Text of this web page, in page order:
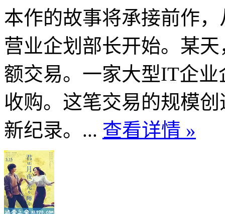
本作的故事将承接前作
营业企划部长开始。某
额交易。一家大型IT企
收购。这笔交易的规模
新纪录。... 查看详情 »